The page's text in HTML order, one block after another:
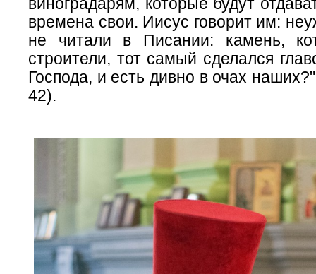
времена свои. Иисус говорит им:
не читали в Писании: камень,
строители, тот самый сделался
Господа, и есть дивно в очах
42).